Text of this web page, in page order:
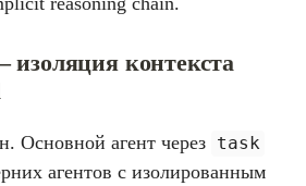
изоляция контекста
Основной агент через task
агентов с изолированным